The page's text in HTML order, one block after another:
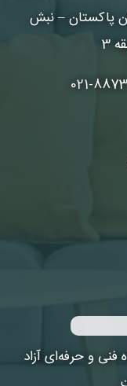
پاکستان – نبش
و حرفه‌ای آزاد